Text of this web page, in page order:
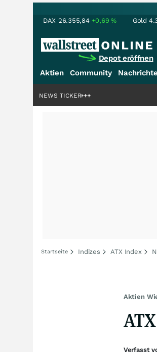
DAX 26.355,84 +0,69% Gold
Depot eröffnen
Aktien Community
NEWS TICKER
Startseite Indizes ATX Index
Aktien
Verfasst